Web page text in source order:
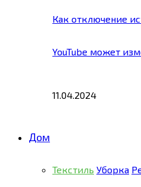
Как отключение
YouTube может
11.04.2024
Дом
Текстиль Уборка